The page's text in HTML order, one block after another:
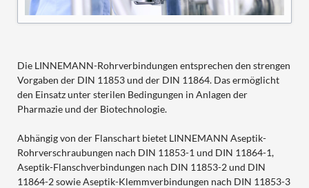
Die LINNEMANN-Rohrverbindungen entsprechen den strengen
Vorgaben der DIN 11853 und der DIN 11864. Das ermöglicht
den Einsatz unter sterilen Bedingungen in Anlagen der
Pharmazie und der Biotechnologie.
Abhängig von der Flanschart bietet LINNEMANN Aseptik-
Rohrverschraubungen nach DIN 11853-1 und DIN 11864-1,
Aseptik-Flanschverbindungen nach DIN 11853-2 und DIN
11864-2 sowie Aseptik-Klemmverbindungen nach DIN 11853-3